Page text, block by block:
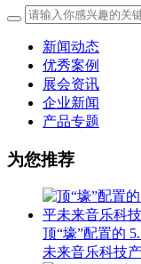
新闻动态
优秀案例
展会资讯
企业新闻
产品专题
为您推荐
顶“壕”配置的
未来音乐科技